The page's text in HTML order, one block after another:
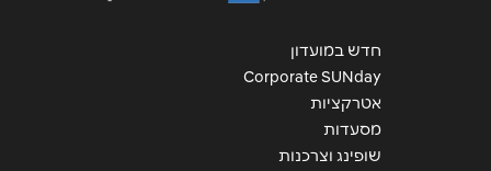
חדש במועדון
Corporate SUNday
אטרקציות
מסעדות
שופינג וצרכנות